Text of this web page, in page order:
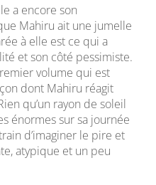
a encore son
Mahiru ait une jumelle
à elle est ce qui a
et son côté pessimiste.
volume qui est
dont Mahiru réagit
qu’un rayon de soleil
énormes sur sa journée
d’imaginer le pire et
atypique et un peu